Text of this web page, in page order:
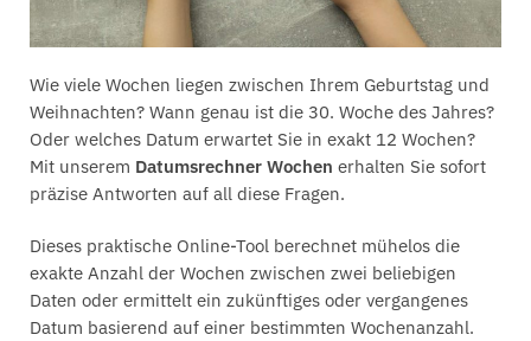
Wie viele Wochen liegen zwischen Ihrem Geburtstag und
Weihnachten? Wann genau ist die 30. Woche des Jahres?
Oder welches Datum erwartet Sie in exakt 12 Wochen?
Mit unserem Datumsrechner Wochen erhalten Sie sofort
präzise Antworten auf all diese Fragen.
Dieses praktische Online-Tool berechnet mühelos die
exakte Anzahl der Wochen zwischen zwei beliebigen
Daten oder ermittelt ein zukünftiges oder vergangenes
Datum basierend auf einer bestimmten Wochenanzahl.